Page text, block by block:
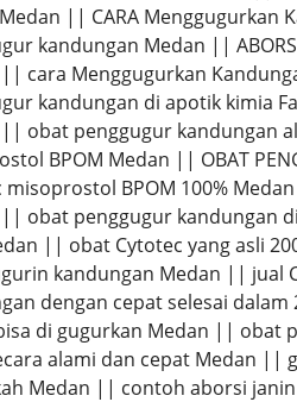
Medan || CARA
kandungan Medan ||
cara Menggugurkan
kandungan di apotik kimia
obat penggugur kandungan
BPOM Medan || OBAT
misoprostol BPOM 100%
obat penggugur kandungan
|| obat Cytotec yang asli
kandungan Medan || jual
dengan cepat selesai
di gugurkan Medan || obat
alami dan cepat Medan
Medan || contoh aborsi